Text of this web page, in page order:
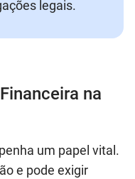
legais.
na
um papel vital.
e pode exigir